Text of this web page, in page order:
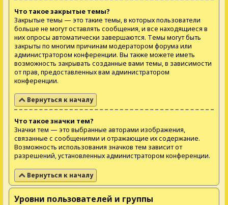
Что такое закрытые темы?
Закрытые темы — это такие темы, в которых пользователи
больше не могут оставлять сообщения, и все находящиеся в
них опросы автоматически завершаются. Темы могут быть
закрыты по многим причинам модератором форума или
администратором конференции. Вы также можете иметь
возможность закрывать созданные вами темы, в зависимости
от прав, предоставленных вам администратором
конференции.
Вернуться к началу
Что такое значки тем?
Значки тем — это выбранные авторами изображения,
связанные с сообщениями и отражающие их содержание.
Возможность использования значков тем зависит от
разрешений, установленных администратором конференции.
Вернуться к началу
Уровни пользователей и группы